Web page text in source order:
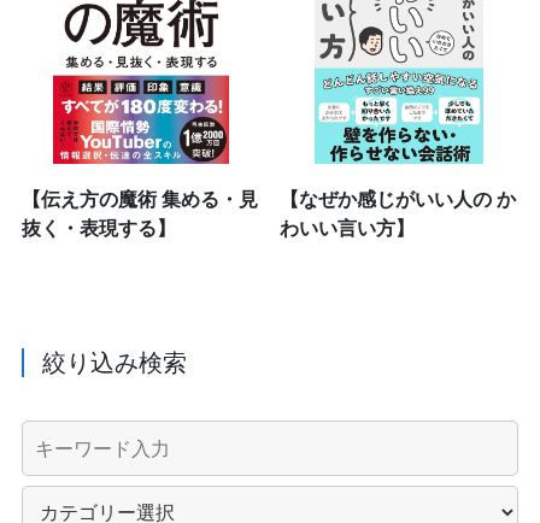
【伝え方の魔術 集める・見
抜く・表現する】
【なぜか感じがいい人の か
わいい言い方】
絞り込み検索